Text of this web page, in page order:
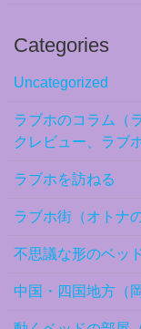
Categories
Uncategorized
ラブホのコラム（
クレビュー、ラブ
ラブホを訪ねる
ラブホ街（オトナ
不思議な形のベッ
中国・四国地方（